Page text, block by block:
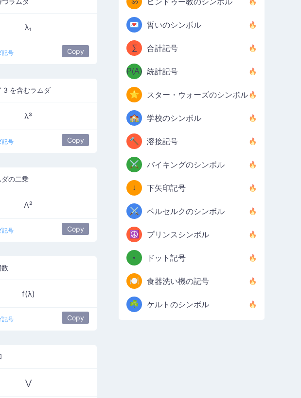
λ₁
記号 Copy
3 を含むラムダ
λ³
記号 Copy
の二乗
Λ²
記号 Copy
f(λ)
記号 Copy
⋁
💌 誓いのシンボル
∑ 合計記号
P(A) 統計記号
⭐ スター・ウォーズのシンボル
🏫 学校のシンボル
🔨 溶接記号
⚔️ バイキングのシンボル
↓ 下矢印記号
⚔️ ベルセルクのシンボル
☮️ プリンスシンボル
• ドット記号
🍽️ 食器洗い機の記号
☘️ ケルトのシンボル